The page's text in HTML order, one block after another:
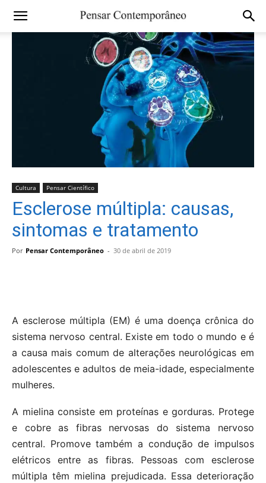
Cultura Pensar Científico
Esclerose múltipla: causas,
sintomas e tratamento
Por Pensar Contemporâneo - 30 de abril de 2019
A esclerose múltipla (EM) é uma doença crônica do
sistema nervoso central. Existe em todo o mundo e é
a causa mais comum de alterações neurológicas em
adolescentes e adultos de meia-idade, especialmente
mulheres.
A mielina consiste em proteínas e gorduras. Protege
e cobre as fibras nervosas do sistema nervoso
central. Promove também a condução de impulsos
elétricos entre as fibras. Pessoas com esclerose
múltipla têm mielina prejudicada. Essa deterioração